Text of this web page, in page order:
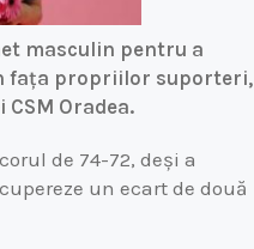
masculin pentru a
fața propriilor suporteri,
Oradea.
de 74-72, deși a
un ecart de două